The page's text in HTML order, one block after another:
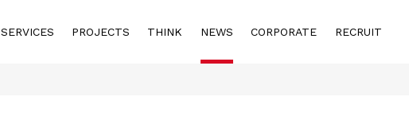
SERVICES PROJECTS THINK NEWS CORPORATE RECRUIT